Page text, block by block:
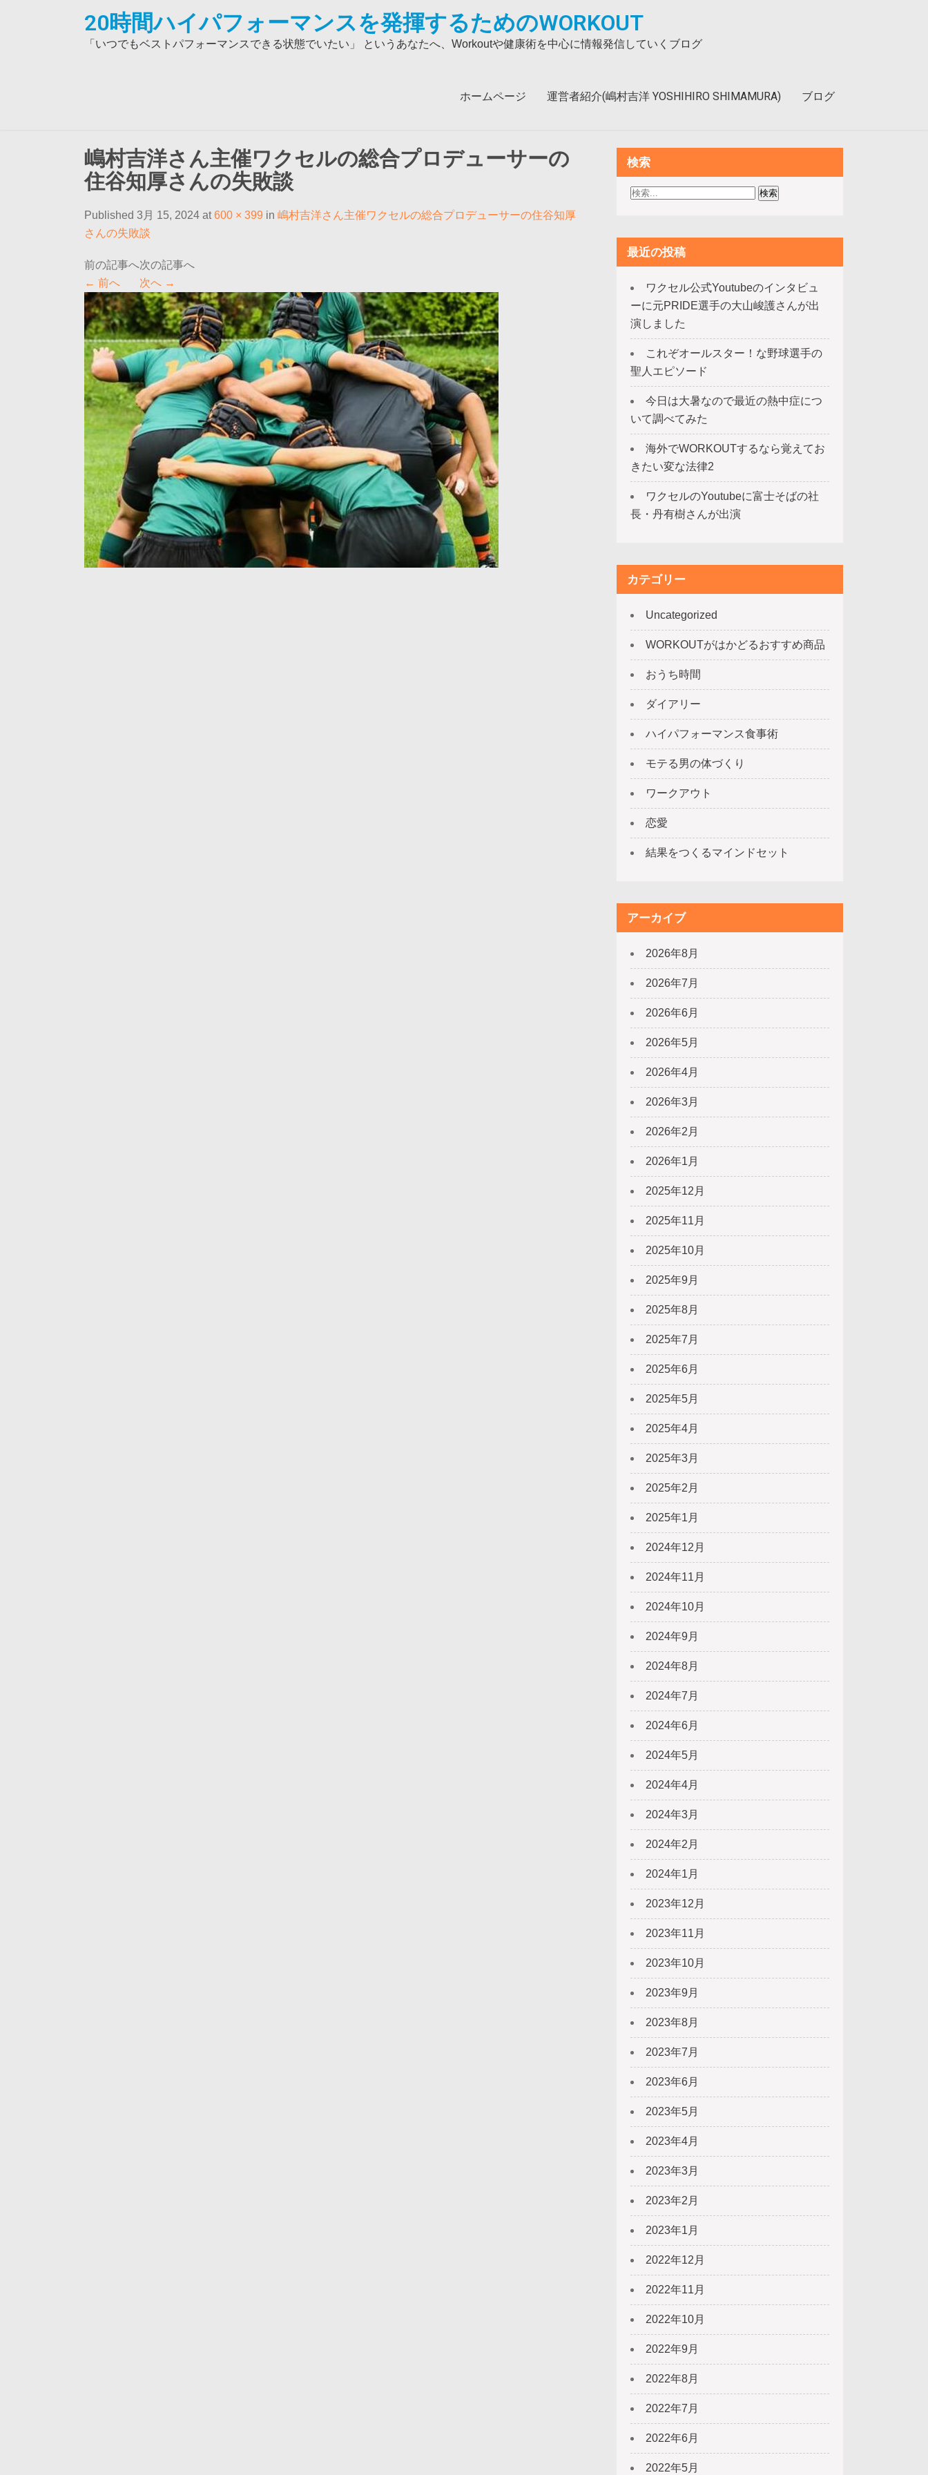
20時間ハイパフォーマンスを発揮するためのWORKOUT
「いつでもベストパフォーマンスできる状態でいたい」 というあなたへ、Workoutや健康術を中心に情報発信していくブログ
ホームページ 運営者紹介(嶋村吉洋 YOSHIHIRO SHIMAMURA) ブログ
嶋村吉洋さん主催ワクセルの総合プロデューサーの
住谷知厚さんの失敗談
Published 3月 15, 2024 at600 × 399 in 嶋村吉洋さん主催ワクセルの総合プロデューサーの住谷知厚
さんの失敗談
← 前へ 次へ →
検索
最近の投稿
ワクセル公式Youtubeのインタビュ
ーに元PRIDE選手の大山峻護さんが出
演しました
これぞオールスター！な野球選手の
聖人エピソード
今日は大暑なので最近の熱中症につ
いて調べてみた
海外でWORKOUTするなら覚えてお
きたい変な法律2
ワクセルのYoutubeに富士そばの社
長・丹有樹さんが出演
カテゴリー
Uncategorized
WORKOUTがはかどるおすすめ商品
おうち時間
ダイアリー
ハイパフォーマンス食事術
モテる男の体づくり
ワークアウト
恋愛
結果をつくるマインドセット
アーカイブ
2026年8月
2026年7月
2026年6月
2026年5月
2026年4月
2026年3月
2026年2月
2026年1月
2025年12月
2025年11月
2025年10月
2025年9月
2025年8月
2025年7月
2025年6月
2025年5月
2025年4月
2025年3月
2025年2月
2025年1月
2024年12月
2024年11月
2024年10月
2024年9月
2024年8月
2024年7月
2024年6月
2024年5月
2024年4月
2024年3月
2024年2月
2024年1月
2023年12月
2023年11月
2023年10月
2023年9月
2023年8月
2023年7月
2023年6月
2023年5月
2023年4月
2023年3月
2023年2月
2023年1月
2022年12月
2022年11月
2022年10月
2022年9月
2022年8月
2022年7月
2022年6月
2022年5月